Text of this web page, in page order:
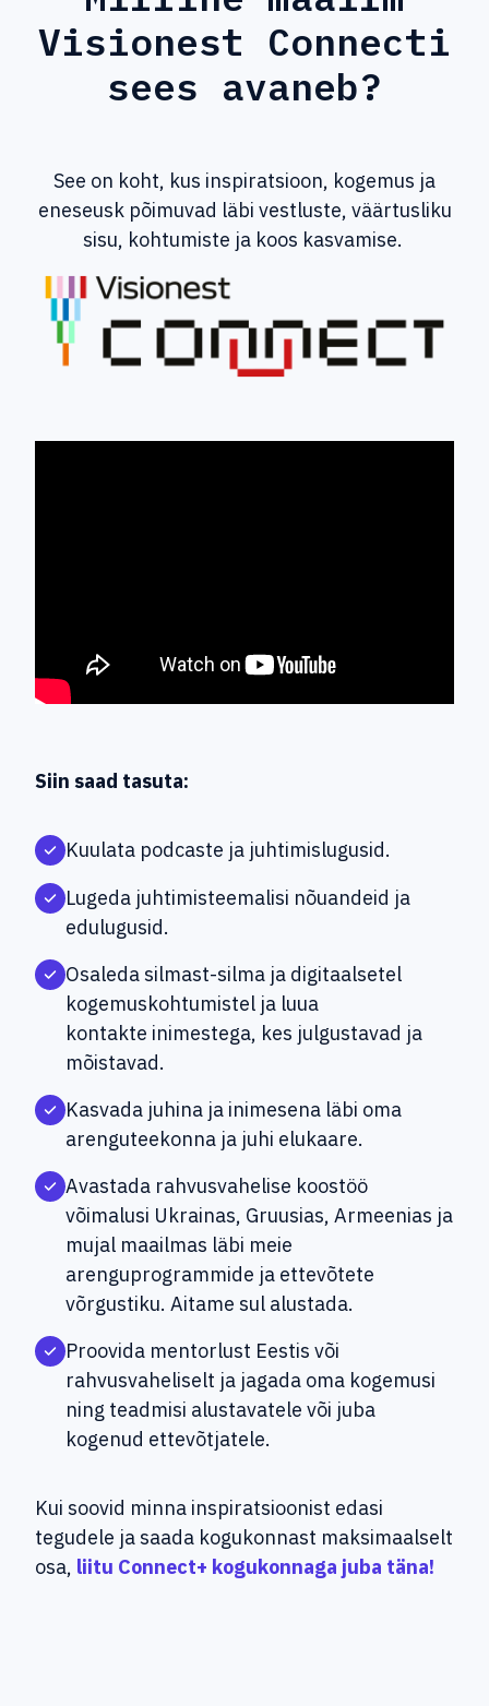
Visionest Connecti
sees avaneb?
See on koht, kus inspiratsioon, kogemus ja
eneseusk põimuvad läbi vestluste, väärtusliku
sisu, kohtumiste ja koos kasvamise.
Siin saad tasuta:
Kuulata podcaste ja juhtimislugusid.
Lugeda juhtimisteemalisi nõuandeid ja
edulugusid.
Osaleda silmast-silma ja digitaalsetel
kogemuskohtumistel ja luua
kontakte inimestega, kes julgustavad ja
mõistavad.
Kasvada juhina ja inimesena läbi oma
arenguteekonna ja juhi elukaare.
Avastada rahvusvahelise koostöö
võimalusi Ukrainas, Gruusias, Armeenias ja
mujal maailmas läbi meie
arenguprogrammide ja ettevõtete
võrgustiku. Aitame sul alustada.
Proovida mentorlust Eestis või
rahvusvaheliselt ja jagada oma kogemusi
ning teadmisi alustavatele või juba
kogenud ettevõtjatele.
Kui soovid minna inspiratsioonist edasi
tegudele ja saada kogukonnast maksimaalselt
osa, liitu Connect+ kogukonnaga juba täna!